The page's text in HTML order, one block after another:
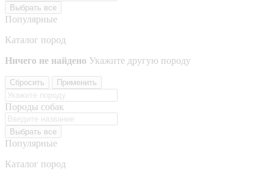
Выбрать все
Популярные
Каталог пород
Ничего не найдено Укажите другую породу
Сбросить Применить
Породы собак
Выбрать все
Популярные
Каталог пород